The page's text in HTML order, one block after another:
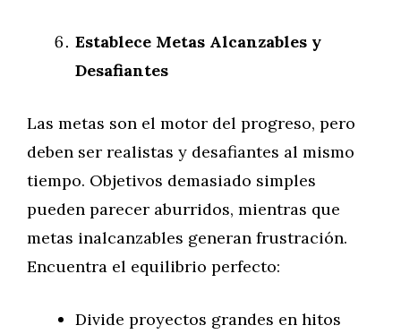
Establece Metas Alcanzables y
Desafiantes
Las metas son el motor del progreso, pero
deben ser realistas y desafiantes al mismo
tiempo. Objetivos demasiado simples
pueden parecer aburridos, mientras que
metas inalcanzables generan frustración.
Encuentra el equilibrio perfecto:
Divide proyectos grandes en hitos